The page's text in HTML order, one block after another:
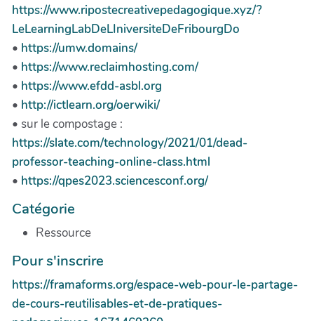
https://www.ripostecreativepedagogique.xyz/?
LeLearningLabDeLIniversiteDeFribourgDo
• https://umw.domains/
• https://www.reclaimhosting.com/
• https://www.efdd-asbl.org
• http://ictlearn.org/oerwiki/
• sur le compostage :
https://slate.com/technology/2021/01/dead-
professor-teaching-online-class.html
• https://qpes2023.sciencesconf.org/
Catégorie
Ressource
Pour s'inscrire
https://framaforms.org/espace-web-pour-le-partage-
de-cours-reutilisables-et-de-pratiques-